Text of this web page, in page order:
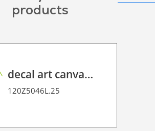
products
decal art canvas 370
120Z5046L.25